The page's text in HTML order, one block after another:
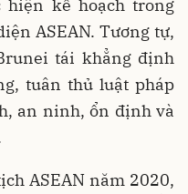
kế hoạch trong
ASEAN. Tương tự,
tái khẳng định
tuân thủ luật pháp
an ninh, ổn định và
ASEAN năm 2020,